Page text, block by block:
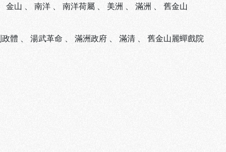
金山 、 南洋 、 南洋荷屬 、 美洲 、 滿洲 、 舊金山
體 、 湯武革命 、 滿洲政府 、 滿清 、 舊金山麗蟬戲院